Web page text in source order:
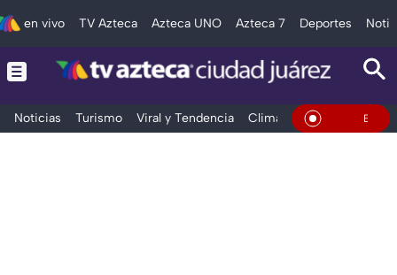
en vivo TV Azteca Azteca UNO Azteca 7 Deportes
Noticias Turismo Viral y Tendencia Clima Deportes En Vivo